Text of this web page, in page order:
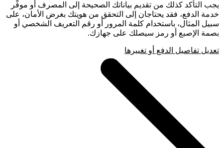
يجب التأكد كذلك من تقديم بياناتك الصحيحة إلى المصرف أو موفِّر
خدمة الدفع، فقد يحتاجان إلى التحقق من هويتك بغرض الأمان، على
سبيل المثال، باستخدام كلمة المرور أو رقم التعريف الشخصي أو
بصمة الإصبع أو رمز سيصلك على جهازك.
تعديل تفاصيل الدفع أو تغييرها